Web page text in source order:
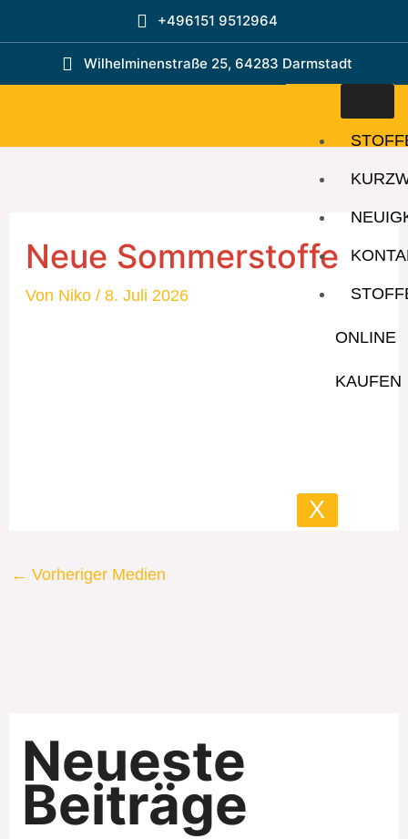
Inhalt
+496151 9512964
Wilhelminenstraße 25, 64283 Darmstadt
ONLINE
KAUFEN
X
Neue Sommerstoffe
Von Niko / 8. Juli 2026
← Vorheriger Medien
Neueste
Beiträge